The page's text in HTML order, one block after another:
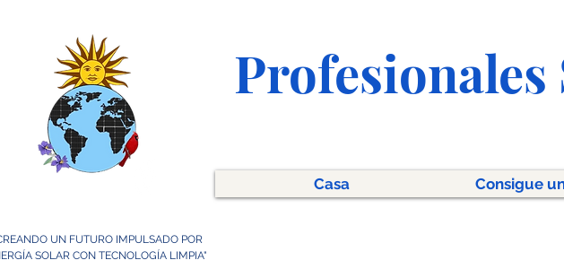
Casa Consigue
UN FUTURO IMPULSADO POR
SOLAR CON TECNOLOGÍA LIMPIA"